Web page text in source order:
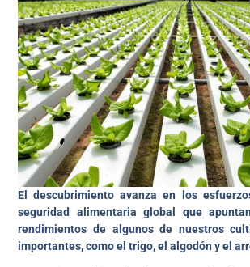
El descubrimiento avanza en los
seguridad alimentaria global que
rendimientos de algunos de nuestros
importantes, como el trigo, el algodón y el